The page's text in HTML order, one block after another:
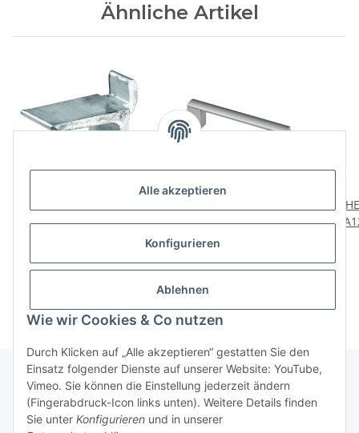
Alle akzeptieren
Konfigurieren
Ablehnen
Wie wir Cookies & Co nutzen
Durch Klicken auf „Alle akzeptieren“ gestatten Sie den
Einsatz folgender Dienste auf unserer Website: YouTube,
Vimeo. Sie können die Einstellung jederzeit ändern
(Fingerabdruck-Icon links unten). Weitere Details finden
Sie unter Konfigurieren und in unserer
Ähnliche Artikel
für Schiene, 11/13,5mm,
128mm, Aluminiumm,
eloxiert, 137x16x34 mm
8,79 €
Über uns